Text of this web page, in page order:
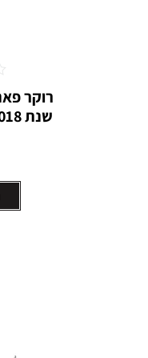
שנת 2018 ומעלה – דגם C